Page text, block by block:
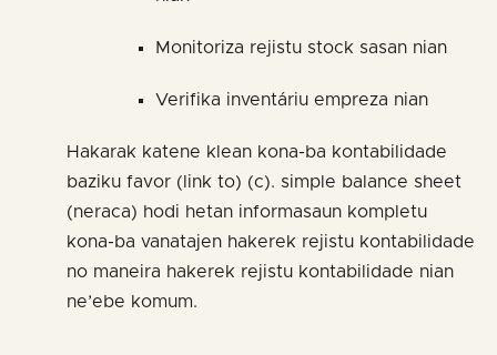
Monitoriza rejistu stock sasan nian
Verifika inventáriu empreza nian
Hakarak katene klean kona-ba kontabilidade
baziku favor (link to) (c). simple balance sheet
(neraca) hodi hetan informasaun kompletu
kona-ba vanatajen hakerek rejistu kontabilidade
no maneira hakerek rejistu kontabilidade nian
ne’ebe komum.